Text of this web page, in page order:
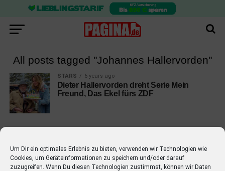
Um Dir ein optimales Erlebnis zu bieten, verwenden wir Technologien wie
Cookies, um Geräteinformationen zu speichern und/oder darauf
zuzugreifen. Wenn Du diesen Technologien zustimmst, können wir Daten
All posts tagged "Johannes Hallervorden"
STARS 6 years ago
Dieter Hallervorden dreht Serie Mein
Freund, Das Ekel fürs ZDF
EMPFOHLEN